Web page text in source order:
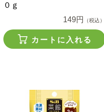
０ｇ
149円
（税込）
カートに入れる